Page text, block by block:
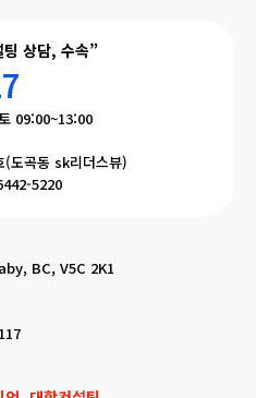
팅 상담, 수속”
09:00~13:00
(도곡동 sk리더스뷰)
5220
BC, V5C 2K1